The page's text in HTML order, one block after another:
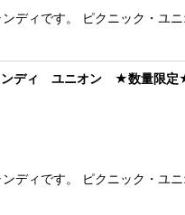
ディです。 ピクニック・ユ
ンディ ユニオン ★数量限
ディです。 ピクニック・ユ